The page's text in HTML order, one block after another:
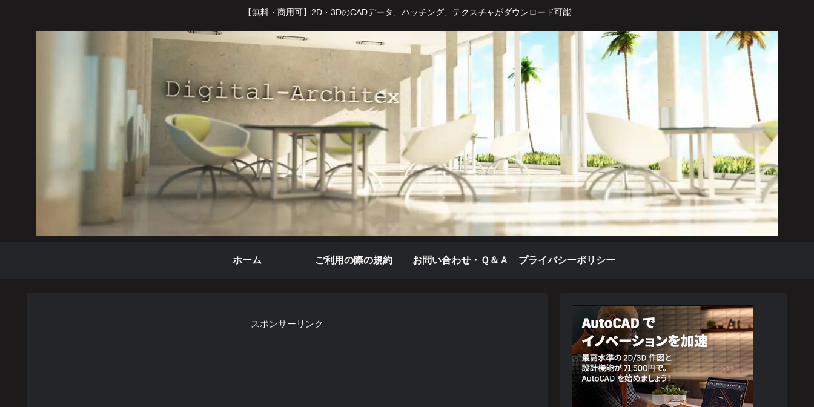
【無料・商用可】2D・3DのCADデータ、ハッチング、テクスチャがダウンロード可能
ホーム ご利用の際の規約 お問い合わせ・Ｑ＆Ａ プライバシーポリシー
スポンサーリンク